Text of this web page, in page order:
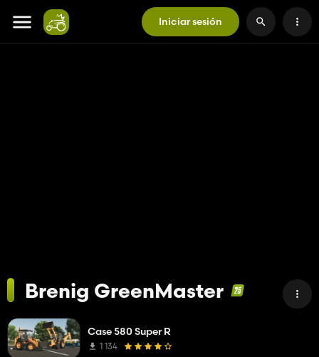
Iniciar sesión
Brenig GreenMaster
Case 580 Super R
1 134